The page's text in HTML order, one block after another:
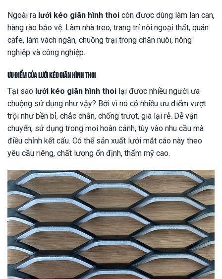
Ngoài ra lưới kéo giãn hình thoi còn được dùng làm lan can,
hàng rào bảo vệ. Làm nhà treo, trang trí nội ngoại thất, quán
cafe, làm vách ngăn, chuồng trại trong chăn nuôi, nông
nghiệp và công nghiệp.
Ưu điểm củalưới kéo giãn hình thoi
Tại sao lưới kéo giãn hình thoi lại được nhiều người ưa
chuộng sử dụng như vậy? Bởi vì nó có nhiều ưu điểm vượt
trội như bền bỉ, chắc chắn, chống trượt, giá lại rẻ. Dễ vận
chuyển, sử dụng trong mọi hoàn cảnh, tùy vào nhu cầu mà
điều chỉnh kết cấu. Có thể sản xuất lưới mắt cáo này theo
yêu cầu riêng, chất lượng ổn định, thẩm mỹ cao.